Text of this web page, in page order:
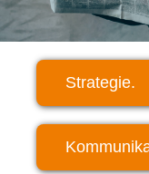
Strategie.